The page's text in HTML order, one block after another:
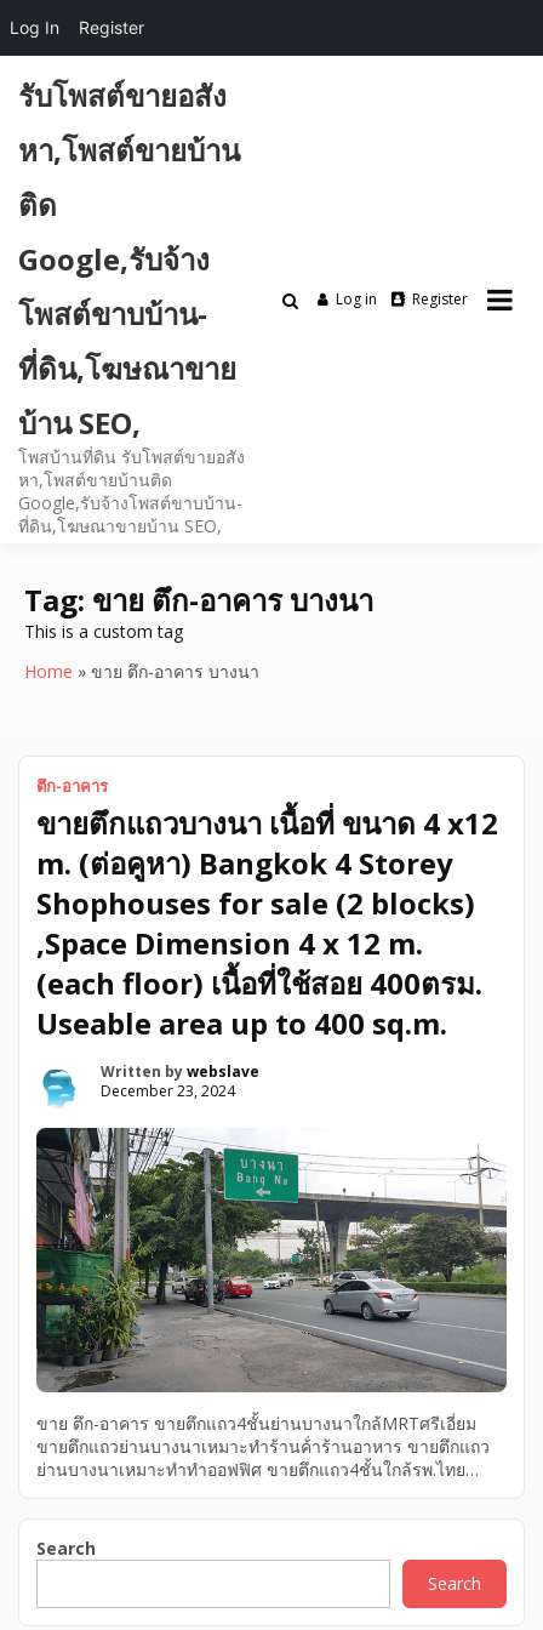
content
รับโพสต์ขายอสัง
หา,โพสต์ขายบ้าน
ติด
Google,รับจ้าง
โพสต์ขาบบ้าน-
ที่ดิน,โฆษณาขาย
บ้าน SEO,
โพสบ้านที่ดิน รับโพสต์ขายอสัง
หา,โพสต์ขายบ้านติด
Google,รับจ้างโพสต์ขาบบ้าน-
ที่ดิน,โฆษณาขายบ้าน SEO,
Log in Register
Tag: ขาย ตึก-อาคาร บางนา
This is a custom tag
Home » ขาย ตึก-อาคาร บางนา
ตึก-อาคาร
ขายตึกแถวบางนา เนื้อที่ ขนาด 4 x12
m. (ต่อคูหา) Bangkok 4 Storey
Shophouses for sale (2 blocks)
,Space Dimension 4 x 12 m.
(each floor) เนื้อที่ใช้สอย 400ตรม.
Useable area up to 400 sq.m.
Written bywebslave
December 23, 2024
ขาย ตึก-อาคาร ขายตึกแถว4ชั้นย่านบางนาใกล้MRTศรีเอี่ยม
ขายตึกแถวย่านบางนาเหมาะทำร้านค้่าร้านอาหาร ขายตึกแถว
ย่านบางนาเหมาะทำทำออฟฟิศ ขายตึกแถว4ชั้นใกล้รพ.ไทย
เหมาะทำร้านค้่าร้านอาหาร ขายตึกแถวย่านบางนาเหมาะทำทำ
ออฟฟิศ ขายตึกแถว4ชั้นใกล้รพ.ไทยนครินทร์ ขายยตึกแถว4ชั้น
ใกล้เมกาบางนา ขาย ตึก-อาคาร ขายยตึกแถว4ชั้นใกล้เมกา
บางนา ขายตึกแถว4ชั้นใกล้รพ.ไทยนครินทร์ ขายตึกแถวย่าน
Search
Search
Log In Register